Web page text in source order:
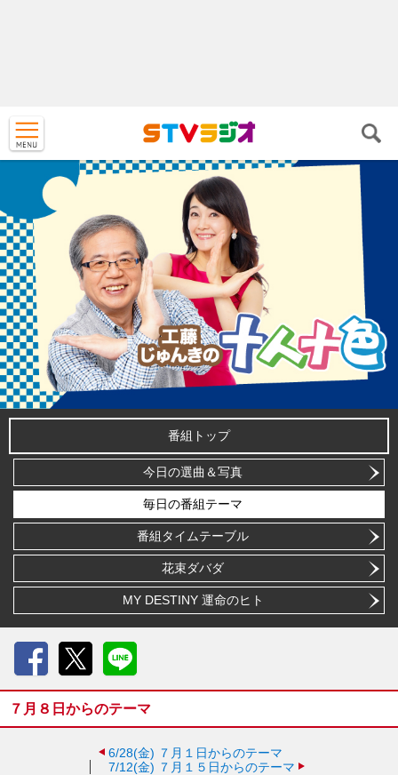
番組トップ
今日の選曲＆写真
毎日の番組テーマ
番組タイムテーブル
花束ダバダ
MY DESTINY 運命のヒト
７月８日からのテーマ
6/28(金) ７月１日からのテーマ
7/12(金) ７月１５日からのテーマ